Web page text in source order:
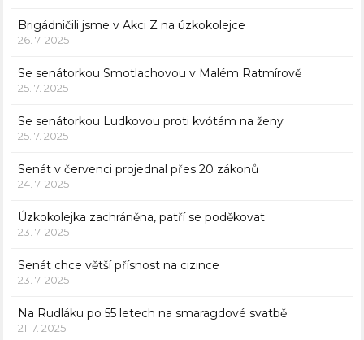
Brigádničili jsme v Akci Z na úzkokolejce
26. 7. 2025
Se senátorkou Smotlachovou v Malém Ratmírově
25. 7. 2025
Se senátorkou Ludkovou proti kvótám na ženy
25. 7. 2025
Senát v červenci projednal přes 20 zákonů
24. 7. 2025
Úzkokolejka zachráněna, patří se poděkovat
23. 7. 2025
Senát chce větší přísnost na cizince
23. 7. 2025
Na Rudláku po 55 letech na smaragdové svatbě
21. 7. 2025